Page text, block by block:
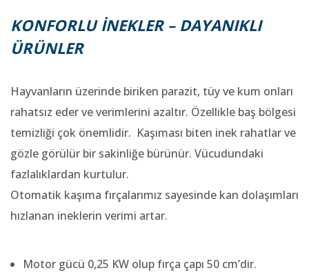
KONFORLU İNEKLER – DAYANIKLI
ÜRÜNLER
Hayvanların üzerinde biriken parazit, tüy ve kum onları
rahatsız eder ve verimlerini azaltır. Özellikle baş bölgesi
temizliği çok önemlidir. Kaşıması biten inek rahatlar ve
gözle görülür bir sakinliğe bürünür. Vücudundaki
fazlalıklardan kurtulur.
Otomatik kaşıma fırçalarımız sayesinde kan dolaşımları
hızlanan ineklerin verimi artar.
Motor gücü 0,25 KW olup fırça çapı 50 cm’dir.